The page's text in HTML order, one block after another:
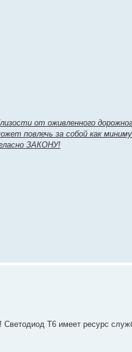
от оживленного
повлечь за собой как
ЗАКОНУ!
Т6 имеет ресурс